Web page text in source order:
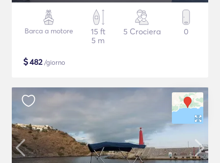
Barca a motore
15 ft
5 m
5 Crociera 0
$482/giorno